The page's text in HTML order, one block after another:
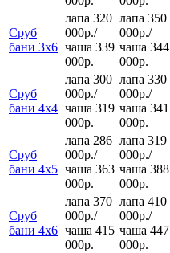
Сруб
бани 3х6
лапа 320
000р./
чаша 339
000р.
лапа 350
000р./
чаша 344
000р.
Сруб
бани 4х4
лапа 300
000р./
чаша 319
000р.
лапа 330
000р./
чаша 341
000р.
Сруб
бани 4х5
лапа 286
000р./
чаша 363
000р.
лапа 319
000р./
чаша 388
000р.
Сруб
бани 4х6
лапа 370
000р./
чаша 415
000р.
лапа 410
000р./
чаша 447
000р.